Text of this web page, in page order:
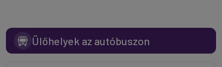
Ülőhelyek az autóbuszon